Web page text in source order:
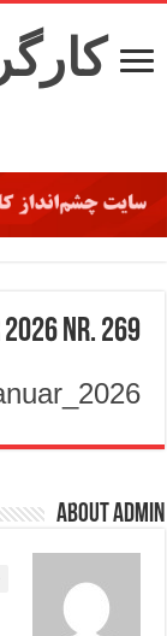
2026 Nr. 269
About admin